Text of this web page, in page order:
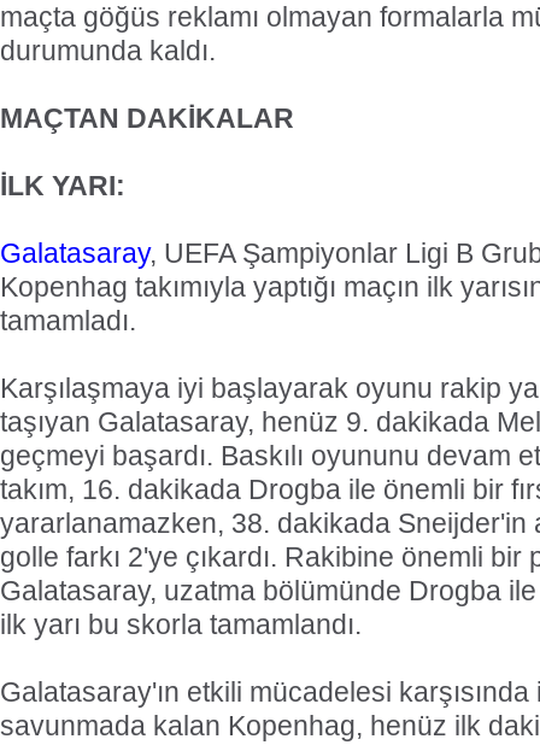
maçta göğüs reklamı olmayan formalarla
durumunda kaldı.
MAÇTAN DAKİKALAR
İLK YARI:
Galatasaray, UEFA Şampiyonlar Ligi B
Kopenhag takımıyla yaptığı maçın ilk
tamamladı.
Karşılaşmaya iyi başlayarak oyunu rakip
taşıyan Galatasaray, henüz 9. dakikada
geçmeyi başardı. Baskılı oyununu devam
takım, 16. dakikada Drogba ile önemli bir
yararlanamazken, 38. dakikada Sneijder'in
golle farkı 2'ye çıkardı. Rakibine önemli
Galatasaray, uzatma bölümünde Drogba
ilk yarı bu skorla tamamlandı.
Galatasaray'ın etkili mücadelesi
savunmada kalan Kopenhag, henüz ilk